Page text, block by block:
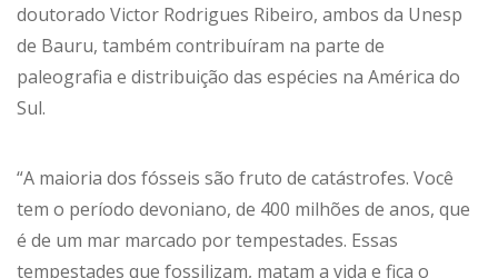
doutorado Victor Rodrigues Ribeiro, ambos da Unesp
de Bauru, também contribuíram na parte de
paleografia e distribuição das espécies na América do
Sul.
“A maioria dos fósseis são fruto de catástrofes. Você
tem o período devoniano, de 400 milhões de anos, que
é de um mar marcado por tempestades. Essas
tempestades que fossilizam, matam a vida e fica o